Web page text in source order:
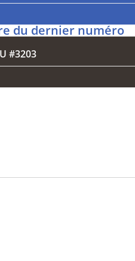
du dernier numéro
#3203